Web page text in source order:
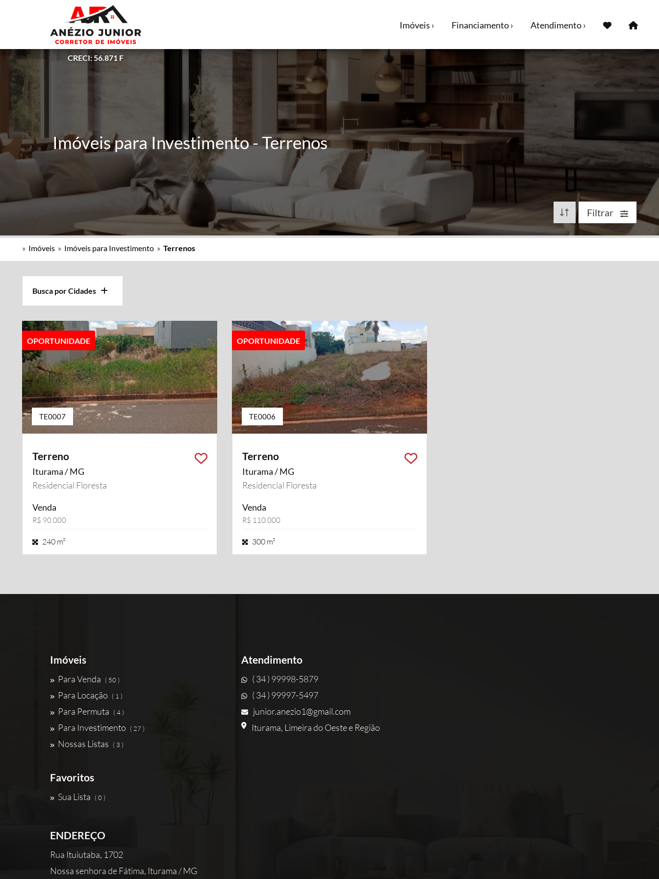
CRECI: 56.871 F
Imóveis › Financiamento › Atendimento ›
Imóveis para Investimento - Terrenos
Filtrar
» Imóveis » Imóveis para Investimento » Terrenos
Busca por Cidades
OPORTUNIDADE
TE0007
Terreno
Iturama / MG
Residencial Floresta
Venda
R$ 90.000
240 m²
OPORTUNIDADE
TE0006
Terreno
Iturama / MG
Residencial Floresta
Venda
R$ 110.000
300 m²
Imóveis
Para Venda ( 50 )
Para Locação ( 1 )
Para Permuta ( 4 )
Para Investimento ( 27 )
Nossas Listas ( 3 )
Favoritos
Sua Lista ( 0 )
Atendimento
( 34 ) 99998-5879
( 34 ) 99997-5497
junior.anezio1@gmail.com
Iturama, Limeira do Oeste e Região
ENDEREÇO
Rua Ituiutaba, 1702
Nossa senhora de Fátima, Iturama / MG